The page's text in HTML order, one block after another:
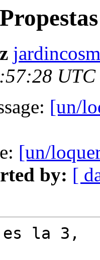
UTC
[un/
[un/
by: [
la 3,